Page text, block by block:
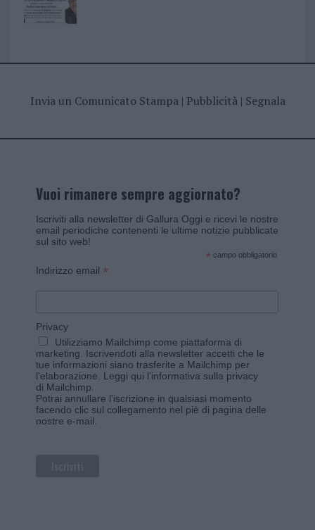
Invia un Comunicato Stampa| Pubblicità| Segnala
Vuoi rimanere sempre aggiornato?
Iscriviti alla newsletter di Gallura Oggi e ricevi le nostre
email periodiche contenenti le ultime notizie pubblicate
sul sito web!
* campo obbligatorio
Indirizzo email *
Privacy
Utilizziamo Mailchimp come piattaforma di
marketing. Iscrivendoti alla newsletter accetti che le
tue informazioni siano trasferite a Mailchimp per
l'elaborazione. Leggi qui l'informativa sulla privacy
di Mailchimp
Potrai annullare l'iscrizione in qualsiasi momento
facendo clic sul collegamento nel piè di pagina delle
nostre e-mail.